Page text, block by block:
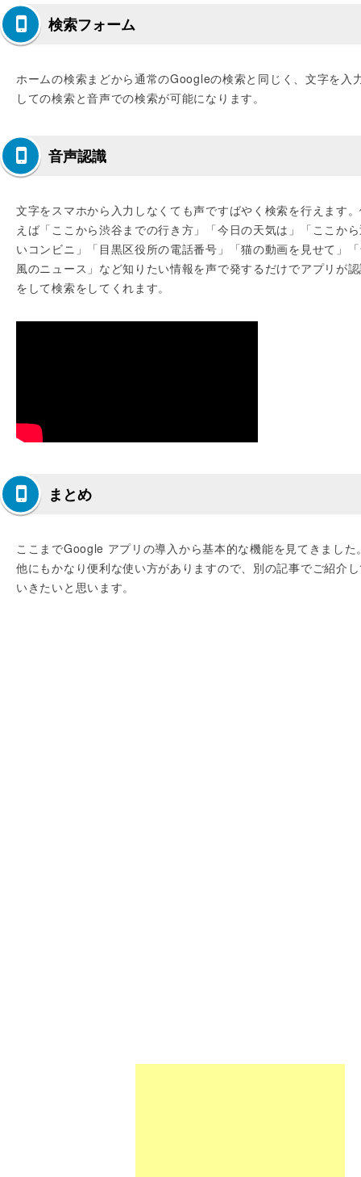
検索フォーム
ホームの検索まどから通常のGoogleの検索と同じく、文字を入
しての検索と音声での検索が可能になります。
音声認識
文字をスマホから入力しなくても声ですばやく検索を行えます
えば「ここから渋谷までの行き方」「今日の天気は」「ここか
いコンビニ」「目黒区役所の電話番号」「猫の動画を見せて」
風のニュース」など知りたい情報を声で発するだけでアプリが
をして検索をしてくれます。
まとめ
ここまでGoogle アプリの導入から基本的な機能を見てきました
他にもかなり便利な使い方がありますので、別の記事でご紹介
いきたいと思います。